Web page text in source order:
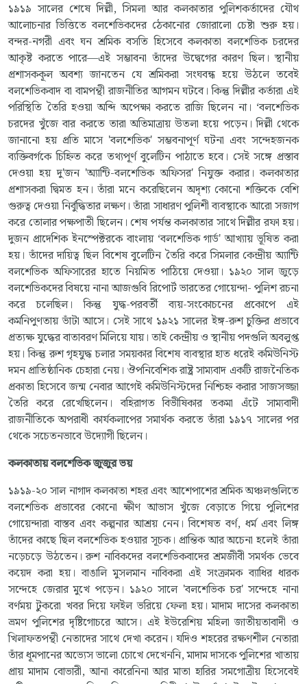
১৯১৯ সালের শেষে দিল্লী, সিমলা আর কলকাতার পুলিশকর্তাদের যৌথ
আলোচনার ভিত্তিতে বলশেভিকদের ঠেকানোর জোরালো চেষ্টা শুরু হয়।
বন্দর-নগরী এবং ঘন শ্রমিক বসতি হিসেবে কলকাতা বলশেভিক চরদের
আকৃষ্ট করতে পারে—এই সম্ভাবনা তাঁদের উদ্বেগের কারণ ছিল। স্থানীয়
প্রশাসককূল অবশ্য জানতেন যে শ্রমিকরা সংঘবন্ধ হয়ে উঠলে তবেই
বলশেভিকবাদ বা বামপন্থী রাজনীতির আগমন ঘটবে। কিন্তু দিল্লীর কর্তারা এই
পরিস্থিতি তৈরি হওয়া অব্দি অপেক্ষা করতে রাজি ছিলেন না। ‘বলশেভিক
চরদের খুঁজে বার করতে তারা অতিমাত্রায় উতলা হয়ে পড়েন। দিল্লী থেকে
জানানো হয় প্রতি মাসে 'বলশেভিক' সম্ভবনাপূর্ণ ঘটনা এবং সন্দেহজনক
ব্যক্তিবর্গকে চিহ্নিত করে তথ্যপূর্ণ বুলেটিন পাঠাতে হবে। সেই সঙ্গে প্রস্তাব
দেওয়া হয় দু'জন 'অ্যান্টি-বলশেভিক অফিসর' নিযুক্ত করার। কলকাতার
প্রশাসকরা দ্বিমত হন। তাঁরা মনে করেছিলেন অদৃশ্য কোনো শক্তিকে বেশি
গুরুত্ব দেওয়া নির্বুদ্ধিতার লক্ষণ। তাঁরা সাধারণ পুলিশী ব্যবস্থাকে আরো সজাগ
করে তোলার পক্ষপাতী ছিলেন। শেষ পর্যন্ত কলকাতার সাথে দিল্লীর রফা হয়।
দুজন প্রাদেশিক ইনস্পেক্টরকে বাংলায় ‘বলশেভিক গার্ড' আখ্যায় ভূষিত করা
হয়। তাঁদের দায়িত্ব ছিল বিশেষ বুলেটিন তৈরি করে সিমলার কেন্দ্রীয় অ্যান্টি
বলশেভিক অফিসারের হাতে নিয়মিত পাঠিয়ে দেওয়া। ১৯২০ সাল জুড়ে
বলশেভিকদের বিষয়ে নানা আজগুবি রিপোর্ট ভারতের গোয়েন্দা- পুলিশ রচনা
করে চলেছিল। কিন্তু যুদ্ধ-পরবর্তী ব্যয়-সংকোচনের প্রকোপে এই
কর্মনিপুণতায় ভাঁটা আসে। সেই সাথে ১৯২১ সালের ইঙ্গ-রুশ চুক্তির প্রভাবে
প্রত্যক্ষ যুদ্ধের বাতাবরণ মিলিয়ে যায়। তাই কেন্দ্রীয় ও স্থানীয় পদগুলি অবলুপ্ত
হয়। কিন্তু রুশ গৃহযুদ্ধ চলার সময়কার বিশেষ ব্যবস্থার হাত ধরেই কমিউনিস্ট
দমন প্রাতিষ্ঠানিক চেহারা নেয়। ঔপনিবেশিক রাষ্ট্র সাম্যবাদ একটি রাজনৈতিক
প্রকাতা হিসেবে জন্ম নেবার আগেই কমিউনিস্টদের নিশ্চিহ্ন করার সাজসজ্জা
তৈরি করে রেখেছিলেন। বহিরাগত বিভীষিকার তকমা এঁটে সাম্যবাদী
রাজনীতিকে অপরাধী কার্যকলাপের সমার্থক করতে তাঁরা ১৯১৭ সালের পর
থেকে সচেতনভাবে উদ্যোগী ছিলেন।
কলকাতায়বলশেভিকজুজুরভয়
১৯১৯-২০ সাল নাগাদ কলকাতা শহর এবং আশেপাশের শ্রমিক অঞ্চলগুলিতে
বলশেভিক প্রভাবের কোনো ক্ষীণ আভাস খুঁজে বেড়াতে গিয়ে পুলিশের
গোয়েন্দারা বাস্তব এবং কল্পনার আশ্রয় নেন। বিশেষত বর্ণ, ধর্ম এবং লিঙ্গ
তাঁদের কাছে ছিল বলশেভিক হওয়ার সূচক। প্রান্তিক আর অচেনা হলেই তাঁরা
নড়েচড়ে উঠতেন। রুশ নাবিকদের বলশেভিকবাদের শ্রমজীবী সমর্থক ভেবে
কয়েদ করা হয়। বাঙালি মুসলমান নাবিকরা এই সংক্রামক ব্যাধির ধারক
সন্দেহে জেরার মুখে পড়েন। ১৯২০ সালে 'বলশেভিক চর' সন্দেহে নানা
বর্ণময় টুকরো খবর দিয়ে ফাইল ভরিয়ে ফেলা হয়। মাদাম দাসের কলকাতা
ভ্রমণ পুলিশের দৃষ্টিগোচরে আসে। এই ইউরেশিয় মহিলা জাতীয়তাবাদী ও
খিলাফতপন্থী নেতাদের সাথে দেখা করেন। যদিও শহরের রক্ষণশীল নেতারা
তাঁর ধূমপানের অভ্যেস ভালো চোখে দেখেননি, মাদাম দাসকে পুলিশের খাতায়
প্রায় মাদাম বোভারী, আনা কারেনিনা আর মাতা হারির সমগোত্রীয় হিসেবেই